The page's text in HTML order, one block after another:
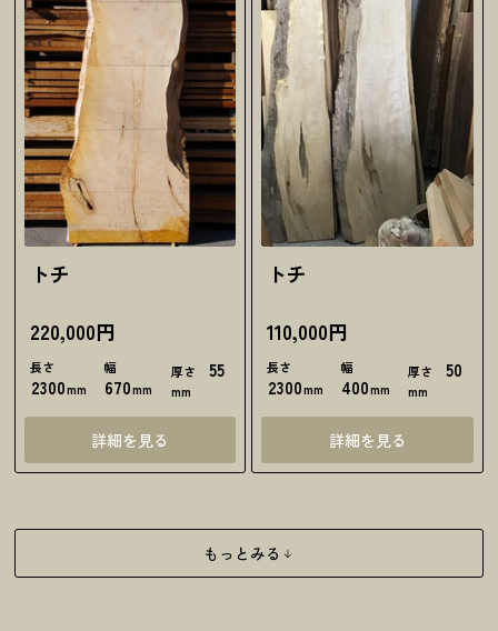
トチ
220,000円
長さ
2300mm
幅
670mm
厚さ 55
mm
詳細を見る
トチ
110,000円
長さ
2300mm
幅
400mm
厚さ 50
mm
詳細を見る
もっとみる